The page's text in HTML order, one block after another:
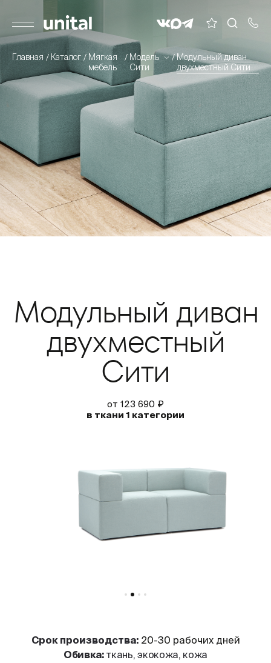
Главная Каталог
Мягкая
мебель
Модель
Сити
Модульный диван
двухместный Сити
Модульный диван
двухместный
Сити
от 123 690 ₽
в ткани 1 категории
Cрок производства:20-30 рабочих дней
Обивка:ткань, экокожа, кожа